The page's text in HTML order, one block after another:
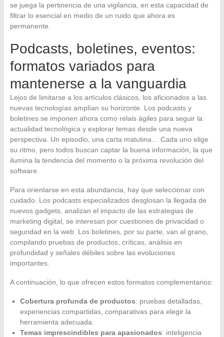
se juega la pertinencia de una vigilancia, en esta capacidad de
filtrar lo esencial en medio de un ruido que ahora es
permanente.
Podcasts, boletines, eventos:
formatos variados para
mantenerse a la vanguardia
Lejos de limitarse a los artículos clásicos, los aficionados a las
nuevas tecnologías amplían su horizonte. Los podcasts y
boletines se imponen ahora como relais ágiles para seguir la
actualidad tecnológica y explorar temas desde una nueva
perspectiva. Un episodio, una carta matutina… Cada uno elige
su ritmo, pero todos buscan captar la buena información, la que
ilumina la tendencia del momento o la próxima revolución del
software.
Para orientarse en esta abundancia, hay que seleccionar con
cuidado. Los podcasts especializados desglosan la llegada de
nuevos gadgets, analizan el impacto de las estrategias de
marketing digital, se interesan por cuestiones de privacidad o
seguridad en la web. Los boletines, por su parte, van al grano,
compilando pruebas de productos, críticas, análisis en
profundidad y señales débiles sobre las evoluciones
importantes.
A continuación, lo que ofrecen estos formatos complementarios:
Cobertura profunda de productos: pruebas detalladas,
experiencias compartidas, comparativas para elegir la
herramienta adecuada.
Temas imprescindibles para apasionados: inteligencia